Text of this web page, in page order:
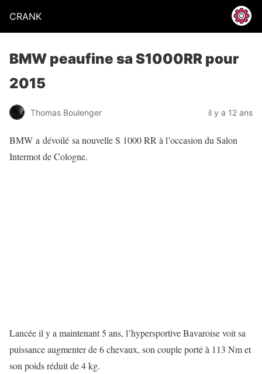
CRANK
BMW peaufine sa S1000RR pour
2015
Thomas Boulenger il y a 12 ans
BMW a dévoilé sa nouvelle S 1000 RR à l’occasion du Salon
Intermot de Cologne.
Lancée il y a maintenant 5 ans, l’hypersportive Bavaroise voit sa
puissance augmenter de 6 chevaux, son couple porté à 113 Nm et
son poids réduit de 4 kg.